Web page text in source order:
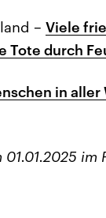
– Viele
Tote durch
in aller